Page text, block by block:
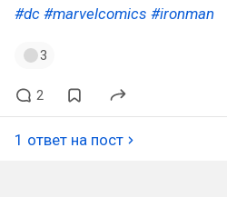
#dc #marvelcomics #ironman
3
2
1 ответ на пост